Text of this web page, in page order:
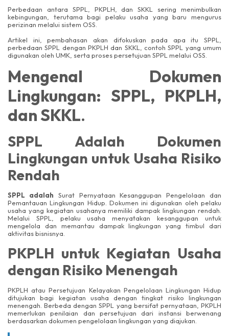
Perbedaan antara SPPL, PKPLH, dan SKKL sering menimbulkan
kebingungan, terutama bagi pelaku usaha yang baru mengurus
perizinan melalui sistem OSS.
Artikel ini, pembahasan akan difokuskan pada apa itu SPPL,
perbedaan SPPL dengan PKPLH dan SKKL, contoh SPPL yang umum
digunakan oleh UMK, serta proses persetujuan SPPL melalui OSS.
Mengenal Dokumen
Lingkungan: SPPL, PKPLH,
dan SKKL.
SPPL Adalah Dokumen
Lingkungan untuk Usaha Risiko
Rendah
SPPL adalah Surat Pernyataan Kesanggupan Pengelolaan dan
Pemantauan Lingkungan Hidup. Dokumen ini digunakan oleh pelaku
usaha yang kegiatan usahanya memiliki dampak lingkungan rendah.
Melalui SPPL, pelaku usaha menyatakan kesanggupan untuk
mengelola dan memantau dampak lingkungan yang timbul dari
aktivitas bisnisnya.
PKPLH untuk Kegiatan Usaha
dengan Risiko Menengah
PKPLH atau Persetujuan Kelayakan Pengelolaan Lingkungan Hidup
ditujukan bagi kegiatan usaha dengan tingkat risiko lingkungan
menengah. Berbeda dengan SPPL yang bersifat pernyataan, PKPLH
memerlukan penilaian dan persetujuan dari instansi berwenang
berdasarkan dokumen pengelolaan lingkungan yang diajukan.